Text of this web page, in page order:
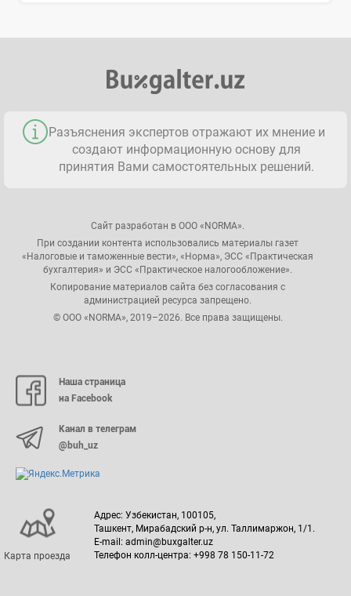
Разъяснения экспертов отражают их мнение и
создают информационную основу для
принятия Вами самостоятельных решений.
Сайт разработан в ООО «NORMA».
При создании контента использовались материалы газет
«Налоговые и таможенные вести», «Норма», ЭСС «Практическая
бухгалтерия» и ЭСС «Практическое налогообложение».
Копирование материалов сайта без согласования с
администрацией ресурса запрещено.
© ООО «NORMA», 2019–2026. Все права защищены.
Наша страница
на Facebook
Канал в телеграм
@buh_uz
Карта проезда
Адрес: Узбекистан, 100105,
Ташкент, Мирабадский р-н, ул. Таллимаржон, 1/1.
E-mail: admin@buxgalter.uz
Телефон колл-центра: +998 78 150-11-72